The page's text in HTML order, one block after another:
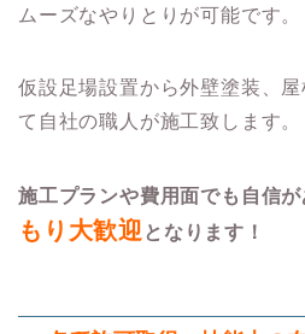
ムーズなやりとりが可能です。
仮設足場設置から外壁塗装、
て自社の職人が施工致します。
施工プランや費用面でも自信
もり大歓迎 となります！